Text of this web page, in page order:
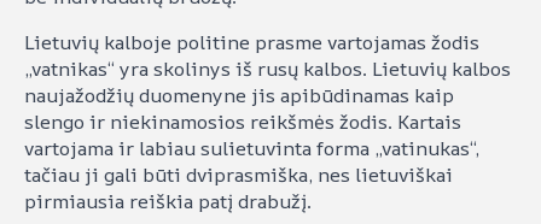
Lietuvių kalboje politine prasme vartojamas žodis
„vatnikas“ yra skolinys iš rusų kalbos. Lietuvių kalbos
naujažodžių duomenyne jis apibūdinamas kaip
slengo ir niekinamosios reikšmės žodis. Kartais
vartojama ir labiau sulietuvinta forma „vatinukas“,
tačiau ji gali būti dviprasmiška, nes lietuviškai
pirmiausia reiškia patį drabužį.